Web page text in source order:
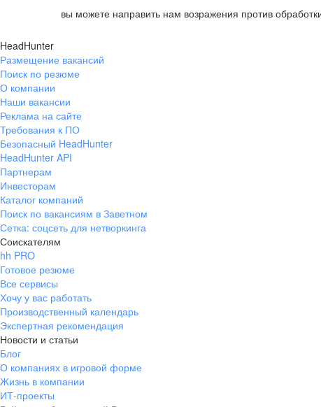
вы можете направить нам возражения против
HeadHunter
Размещение вакансий
Поиск по резюме
О компании
Наши вакансии
Реклама на сайте
Требования к ПО
Безопасный HeadHunter
HeadHunter API
Партнерам
Инвесторам
Каталог компаний
Поиск по вакансиям в Заветном
Сетка: соцсеть для нетворкинга
Соискателям
hh PRO
Готовое резюме
Все сервисы
Хочу у вас работать
Производственный календарь
Экспертная рекомендация
Новости и статьи
Блог
О компаниях в игровой форме
Жизнь в компании
ИТ-проекты